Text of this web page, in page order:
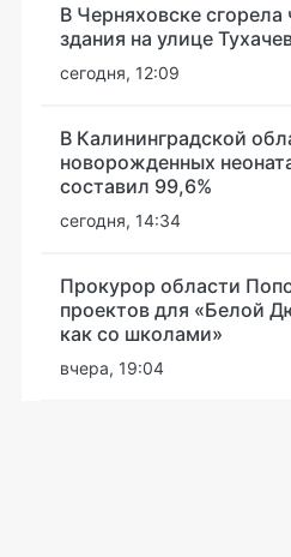
В Черняховске сгорела
здания на улице
сегодня, 12:09
В Калининградской
новорожденных
составил 99,6%
сегодня, 14:34
Прокурор области
проектов для «Белой
как со школами»
вчера, 19:04